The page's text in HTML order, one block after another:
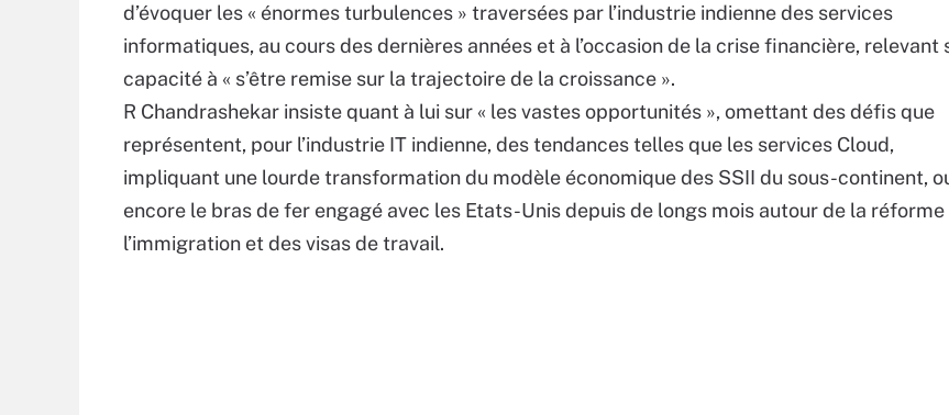
d’évoquer les « énormes turbulences » traversées par l’industrie indienne des services
informatiques, au cours des dernières années et à l’occasion de la crise financière, relevant
capacité à « s’être remise sur la trajectoire de la croissance ».
R Chandrashekar insiste quant à lui sur « les vastes opportunités », omettant des défis que
représentent, pour l’industrie IT indienne, des tendances telles que les services Cloud,
impliquant une lourde transformation du modèle économique des SSII du sous-continent,
encore le bras de fer engagé avec les Etats-Unis depuis de longs mois autour de la réforme
l’immigration et des visas de travail.